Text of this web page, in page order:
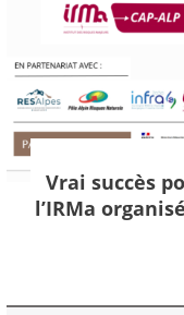
Vrai succès
l’IRMa